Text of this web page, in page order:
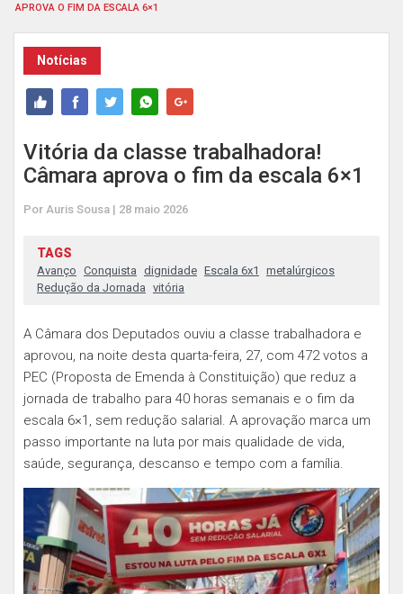
APROVA O FIM DA ESCALA 6×1
Notícias
Vitória da classe trabalhadora!
Câmara aprova o fim da escala 6×1
Por Auris Sousa | 28 maio 2026
TAGS
Avanço Conquista dignidade Escala 6x1
metalúrgicos
Redução da Jornada vitória
A Câmara dos Deputados ouviu a classe trabalhadora e
aprovou, na noite desta quarta-feira, 27, com 472 votos a
PEC (Proposta de Emenda à Constituição) que reduz a
jornada de trabalho para 40 horas semanais e o fim da
escala 6×1, sem redução salarial. A aprovação marca um
passo importante na luta por mais qualidade de vida,
saúde, segurança, descanso e tempo com a família.